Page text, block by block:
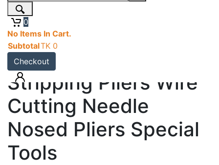
0
No Items In Cart.
SubtotalTK 0
Checkout
Multifunctional
Electrician Pliers 5 in
1 Replaceable Wire
Stripping Pliers Wire
Cutting Needle
Nosed Pliers Special
Tools